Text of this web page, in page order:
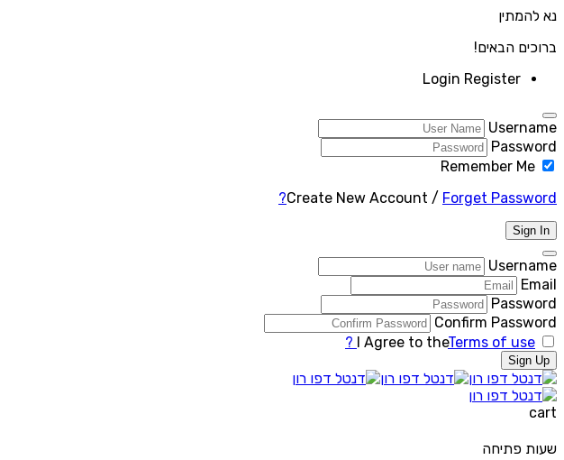
נא להמתין
ברוכים הבאים!
Login Register
Username
Password
Remember Me
Create New Account / Forget Password?
Sign In
Username
Email
Password
Confirm Password
I Agree to theTerms of use ?
Sign Up
cart
שעות פתיחה